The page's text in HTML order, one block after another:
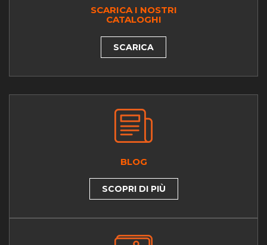
SCARICA I NOSTRI
CATALOGHI
SCARICA
BLOG
SCOPRI DI PIÙ